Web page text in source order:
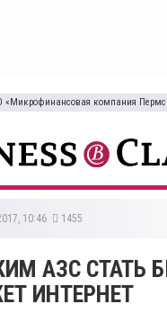
компания
10:46 1455
АЗС СТАТЬ
ИНТЕРНЕТ